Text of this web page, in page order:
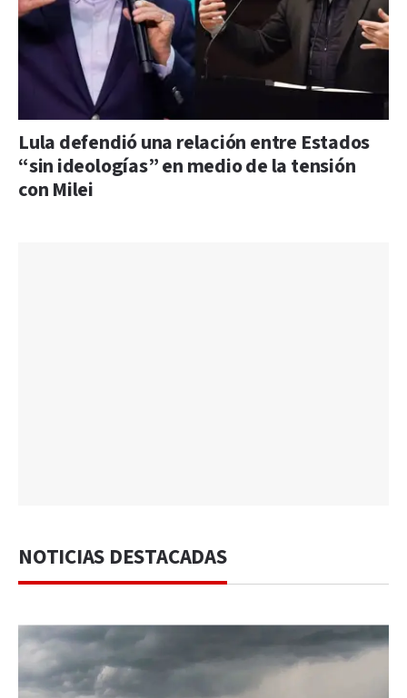
Lula defendió una relación entre Estados
“sin ideologías” en medio de la tensión
con Milei
NOTICIAS DESTACADAS